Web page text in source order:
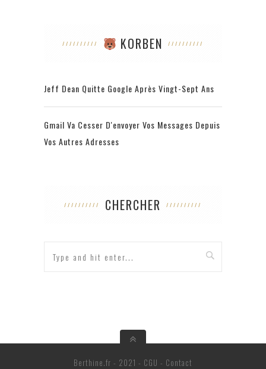
KORBEN
Jeff Dean Quitte Google Après Vingt-Sept Ans
Gmail Va Cesser D'envoyer Vos Messages Depuis
Vos Autres Adresses
CHERCHER
Berthine.fr - 2021 - CGU - Contact